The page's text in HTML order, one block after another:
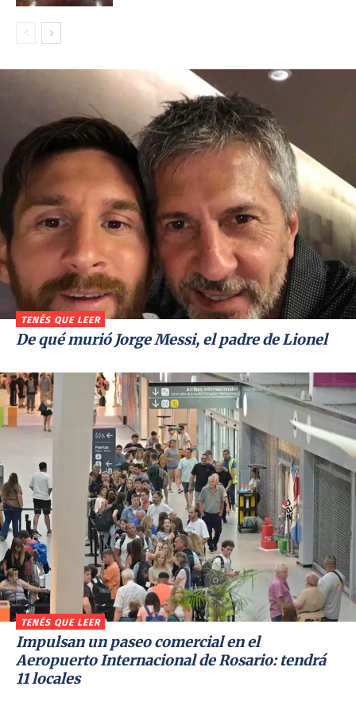
TENÉS QUE LEER
De qué murió Jorge Messi, el padre de Lionel
TENÉS QUE LEER
Impulsan un paseo comercial en el
Aeropuerto Internacional de Rosario: tendrá
11 locales